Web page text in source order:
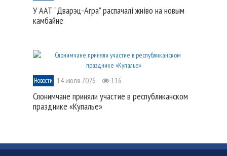
У ААТ “Дварэц-Агра” распачалі жніво на новым
камбайне
Новости 14 июля 2026 116
Слонимчане приняли участие в республиканском
празднике «Купалье»